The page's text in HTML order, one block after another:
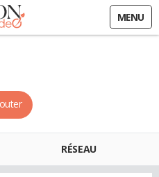
MENU
RÉSEAU